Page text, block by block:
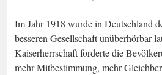
Im Jahr 1918 wurde in Deutschland
besseren Gesellschaft unüberhörbar
Kaiserherrschaft forderte die
mehr Mitbestimmung, mehr